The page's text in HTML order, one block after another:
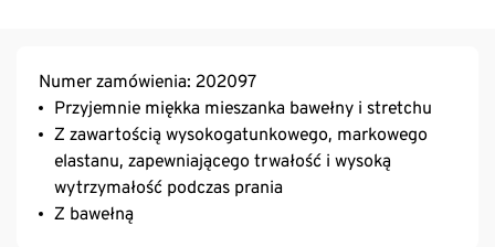
Numer zamówienia: 202097
Przyjemnie miękka mieszanka bawełny i stretchu
Z zawartością wysokogatunkowego, markowego
elastanu, zapewniającego trwałość i wysoką
wytrzymałość podczas prania
Z bawełną